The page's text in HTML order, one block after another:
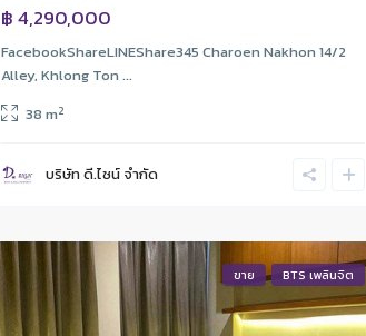
฿ 4,290,000
FacebookShareLINEShare345 Charoen Nakhon 14/2
Alley, Khlong Ton ...
38 m2
บริษัท ดี.ไซน์ จํากัด
ขาย BTS เพลินจิต